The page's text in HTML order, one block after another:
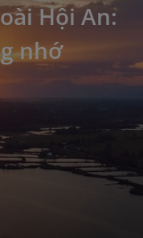
Hội An:
nhớ